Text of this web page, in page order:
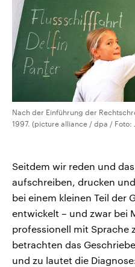
Nach der Einführung der
1997. (picture alliance / dpa / Foto:
Seitdem wir reden und
aufschreiben, drucken
bei einem kleinen Teil der
entwickelt – und zwar bei
professionell mit Sprache
betrachten das
und zu lautet die